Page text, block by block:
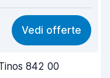
8,9
9,5
Vedi offerte
842 00